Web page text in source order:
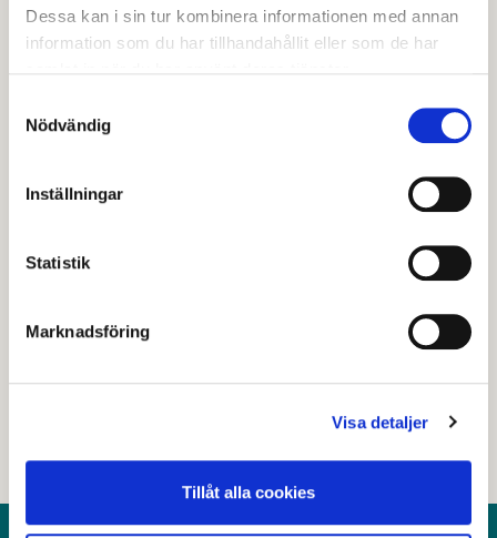
Dessa kan i sin tur kombinera informationen med annan
information som du har tillhandahållit eller som de har
Nödvändig
Inställningar
Statistik
Marknadsföring
Visa detaljer
Tillåt alla cookies
Lekpark Åsgatan
Åsgatan 8